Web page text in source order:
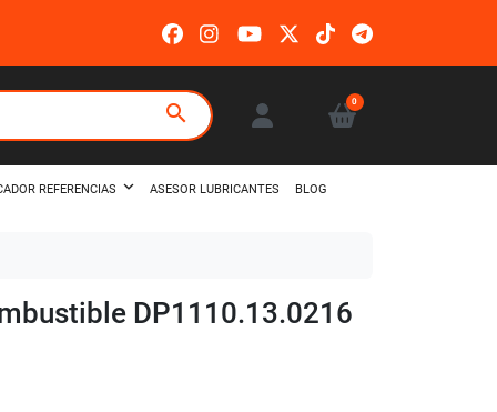
search 0
REFERENCIAS ASESOR LUBRICANTES BLOG
DP1110.13.0216